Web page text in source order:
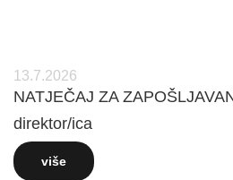
13.7.2026
NATJEČAJ ZA
direktor/ica
više